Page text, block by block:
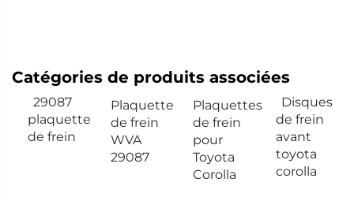
Catégories de produits associées
29087
plaquette
de frein
Plaquette
de frein
WVA
29087
Plaquettes
de frein
pour
Toyota
Corolla
Disques
de frein
avant
toyota
corolla